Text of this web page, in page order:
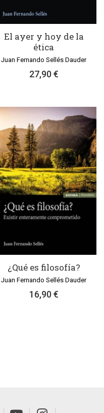
El ayer y hoy de la
ética
Juan Fernando Sellés Dauder
27,90 €
¿Qué es filosofía?
Juan Fernando Sellés Dauder
16,90 €